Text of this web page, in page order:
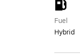
Fuel
Hybrid